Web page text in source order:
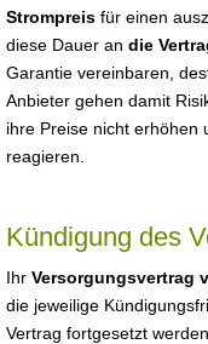
Strompreis für einen
diese Dauer an die
Garantie vereinbaren,
Anbieter gehen damit
ihre Preise nicht erhöhen
reagieren.
Kündigung des
Ihr Versorgungsvertrag
die jeweilige
Vertrag fortgesetzt